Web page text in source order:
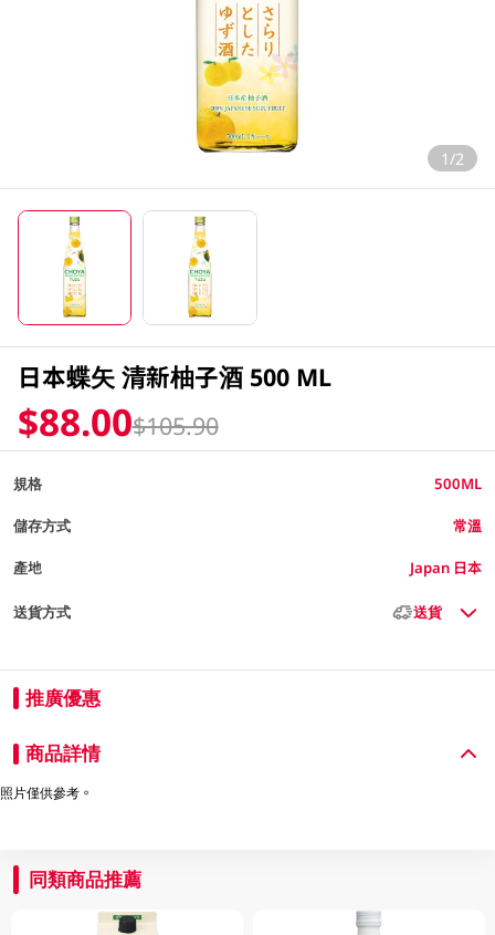
1/2
日本蝶矢 清新柚子酒 500 ML
$88.00$105.90
規格 500ML
儲存方式 常溫
產地 Japan 日本
送貨方式 送貨
推廣優惠
商品詳情
照片僅供參考。
同類商品推薦